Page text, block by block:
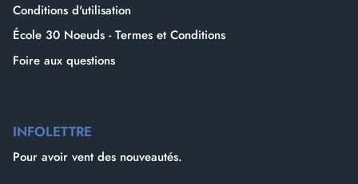
Conditions d'utilisation
École 30 Noeuds - Termes et Conditions
Foire aux questions
INFOLETTRE
Pour avoir vent des nouveautés.